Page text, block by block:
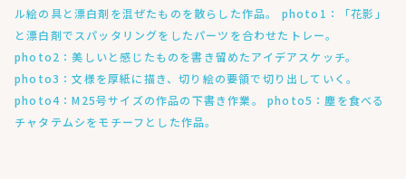
ル絵の具と漂白剤を混ぜたものを散らした作品。 photo1：「花影」
と漂白剤でスパッタリングをしたパーツを合わせたトレー。
photo2：美しいと感じたものを書き留めたアイデアスケッチ。
photo3：文様を厚紙に描き、切り絵の要領で切り出していく。
photo4：M25号サイズの作品の下書き作業。 photo5：塵を食べる
チャタテムシをモチーフとした作品。